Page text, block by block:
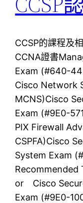
CCSP的課程及
CCNA證書
Exam (#640-
Cisco Network
MCNS)Cisco
Exam (#9E0-
PIX Firewall
CSPFA)Cisco
System Exam
or Cisco
Exam (#9E0-